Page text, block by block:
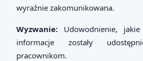
wyraźnie zakomunikowana.
Wyzwanie: Udowodnienie,
informacje zostały
pracownikom.